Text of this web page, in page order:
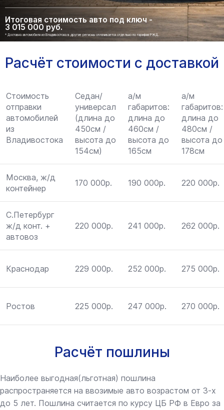
Итоговая стоимость авто под ключ -
3 015 000 руб.
* Доставка автомобиля из Владивостока в другие регионы оплачивается отдельно по тарифам РЖД.
Расчёт стоимости с доставкой
Стоимость
отправки
автомобилей
из
Владивостока
Седан/
универсал
(длина до
450см /
высота до
154см)
а/м
габаритов:
длина до
460см /
высота до
165см
а/м
габаритов:
длина до
480см /
высота до
178см
Москва, ж/д
контейнер
170 000р. 190 000р. 220 000р.
С.Петербург
ж/д конт. +
автовоз
220 000р. 241 000р. 262 000р.
Краснодар 229 000р. 252 000р. 275 000р.
Ростов 225 000р. 247 000р. 270 000р.
Расчёт пошлины
Наиболее выгодная(льготная) пошлина
распространяется на ввозимые авто возрастом от 3-х
до 5 лет. Пошлина считается по курсу ЦБ РФ в Евро за